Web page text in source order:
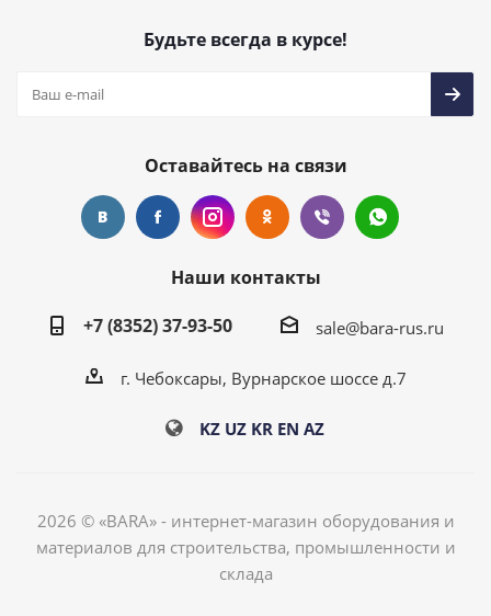
Будьте всегда в курсе!
Оставайтесь на связи
Наши контакты
+7 (8352) 37-93-50
sale@bara-rus.ru
г. Чебоксары, Вурнарское шоссе д.7
KZ UZ KR EN AZ
2026 © «BARA» - интернет-магазин оборудования и
материалов для строительства, промышленности и
склада